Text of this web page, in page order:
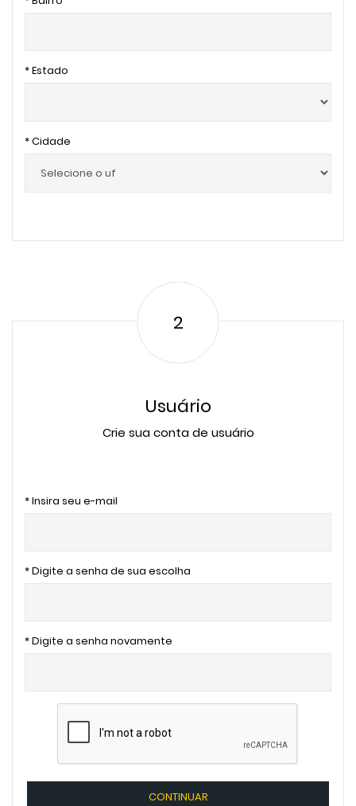
* Estado
* Cidade
2
Usuário
Crie sua conta de usuário
* Insira seu e-mail
* Digite a senha de sua escolha
* Digite a senha novamente
CONTINUAR